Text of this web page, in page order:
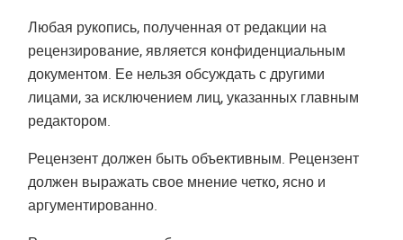
Любая рукопись, полученная от редакции на
рецензирование, является конфиденциальным
документом. Ее нельзя обсуждать с другими
лицами, за исключением лиц, указанных главным
редактором.
Рецензент должен быть объективным. Рецензент
должен выражать свое мнение четко, ясно и
аргументированно.